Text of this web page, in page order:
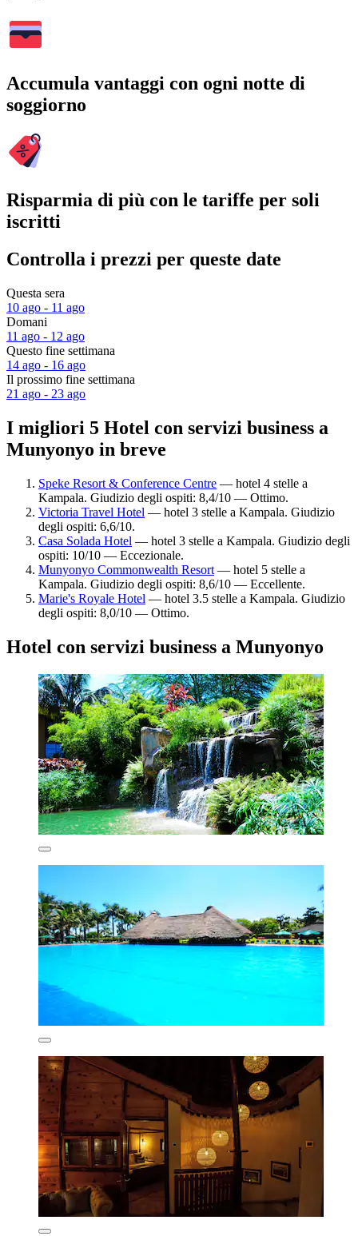
Accumula vantaggi con ogni notte di
soggiorno
Risparmia di più con le tariffe per soli
iscritti
Controlla i prezzi per queste date
Questa sera
10 ago - 11 ago
Domani
11 ago - 12 ago
Questo fine settimana
14 ago - 16 ago
Il prossimo fine settimana
21 ago - 23 ago
I migliori 5 Hotel con servizi business a
Munyonyo in breve
Speke Resort & Conference Centre — hotel 4 stelle a
Kampala. Giudizio degli ospiti: 8,4/10 — Ottimo.
Victoria Travel Hotel — hotel 3 stelle a Kampala. Giudizio
degli ospiti: 6,6/10.
Casa Solada Hotel — hotel 3 stelle a Kampala. Giudizio degli
ospiti: 10/10 — Eccezionale.
Munyonyo Commonwealth Resort — hotel 5 stelle a
Kampala. Giudizio degli ospiti: 8,6/10 — Eccellente.
Marie's Royale Hotel — hotel 3.5 stelle a Kampala. Giudizio
degli ospiti: 8,0/10 — Ottimo.
Hotel con servizi business a Munyonyo